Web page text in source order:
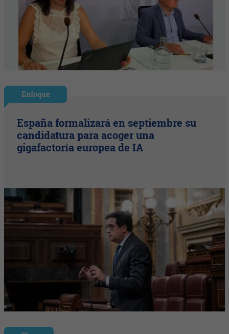
Enfoque
España formalizará en septiembre su
candidatura para acoger una
gigafactoría europea de IA